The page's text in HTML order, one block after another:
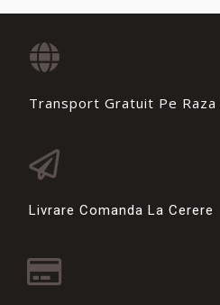
Transport Gratuit Pe
Livrare Comanda La Cerere